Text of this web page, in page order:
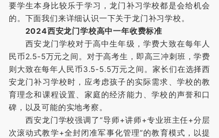
要学生本身比较乐于学习，龙门补习学校都是会给机会
的。下面我们来详细认识一下关于龙门补习学校。
2024西安龙门学校高中一年收费标准
西安龙门学校对于高中生年级，学费大致在每年人
民币2.5-5万元之间。对于高考生，即高三冲刺班，学费
则大致在每年人民币3.5-5.5万元之间。家长们在选择西
安龙门补习学校时，应考虑孩子的实际需求、学校的教
育理念和课程设置、家庭的经济能力、学校的声誉和口
碑，以及可能的实地考察。
西安龙门学校强调了“导师+讲师+专业班主任+分层
次滚动式教学+全封闭准军事化管理”的教育模式，以提